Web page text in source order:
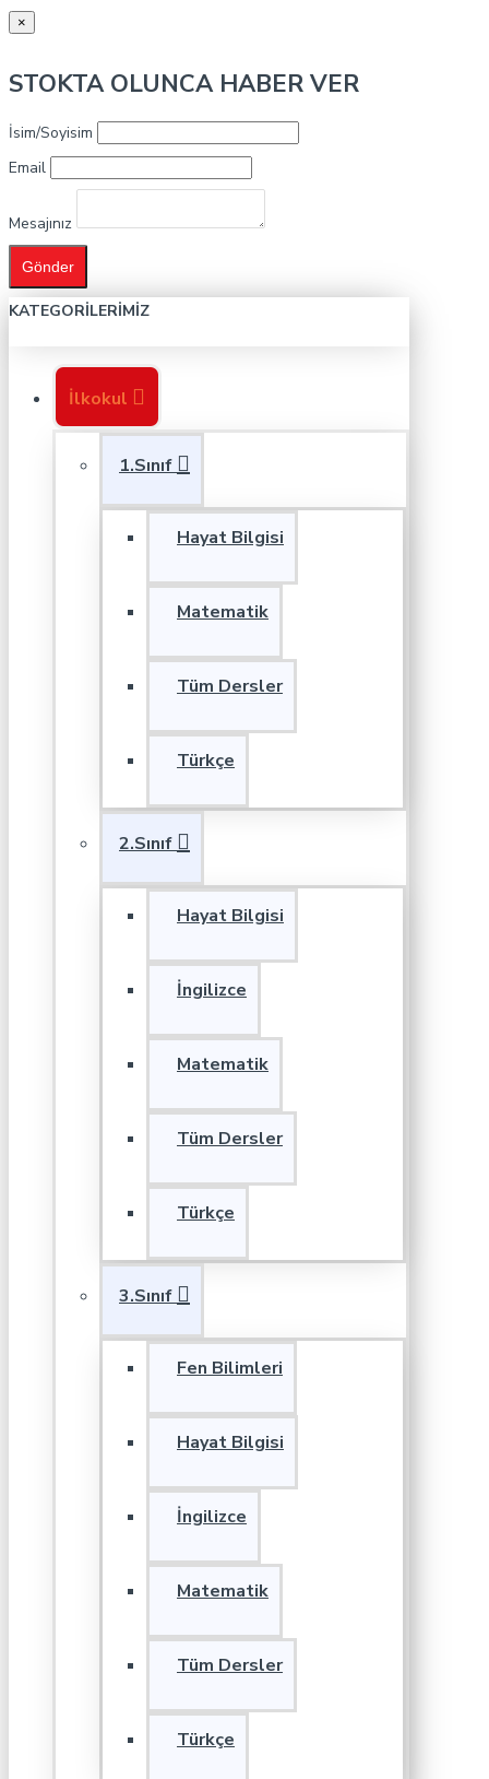
×
STOKTA OLUNCA HABER VER
İsim/Soyisim
Email
Mesajınız
Gönder
KATEGORILERIMIZ
İlkokul
1.Sınıf
Hayat Bilgisi
Matematik
Tüm Dersler
Türkçe
2.Sınıf
Hayat Bilgisi
İngilizce
Matematik
Tüm Dersler
Türkçe
3.Sınıf
Fen Bilimleri
Hayat Bilgisi
İngilizce
Matematik
Tüm Dersler
Türkçe